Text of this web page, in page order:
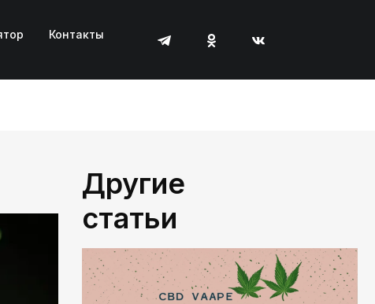
Контакты
Другие
статьи